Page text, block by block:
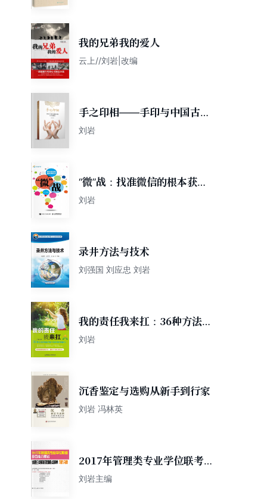
我的兄弟我的爱人
云上//刘岩|改编
手之印相——手印与中国古典
舞手舞之关系研究
刘岩
“微”战：找准微信的根本获利
点
刘岩
录井方法与技术
刘强国 刘应忠 刘岩
我的责任我来扛：36种方法轻
松培养孩子承担责任的能力
刘岩
沉香鉴定与选购从新手到行家
刘岩 冯林英
2017年管理类专业学位联考综
合能力考试试题归类解析及知
刘岩主编